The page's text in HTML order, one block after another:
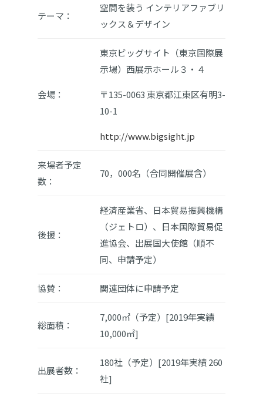
テーマ：
空間を装う インテリアファブリ
ックス＆デザイン
会場：
東京ビッグサイト（東京国際展
示場）西展示ホール３・４
〒135-0063 東京都江東区有明3-
10-1
http://www.bigsight.jp
来場者予定
数：
70，000名（合同開催展含）
後援：
経済産業省、日本貿易振興機構
（ジェトロ）、日本国際貿易促
進協会、出展国大使館（順不
同、申請予定）
協賛： 関連団体に申請予定
総面積：
7,000㎡（予定）[2019年実績
10,000㎡]
出展者数：
180社（予定）[2019年実績 260
社]